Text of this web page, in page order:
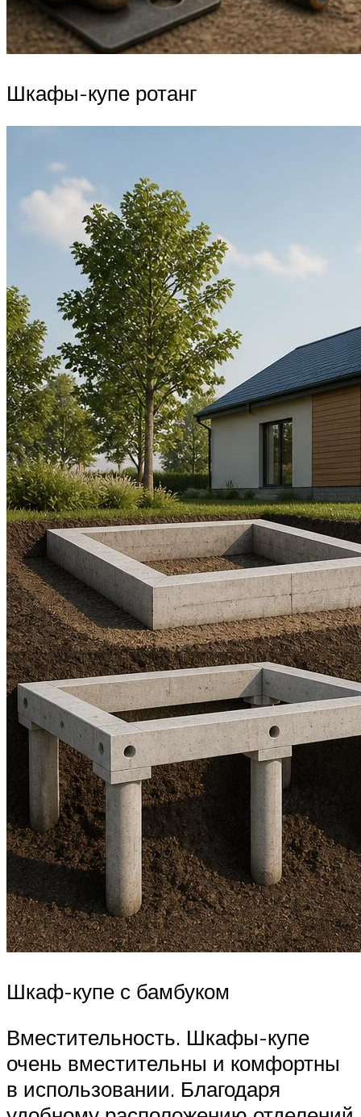
Шкафы-купе ротанг
Шкаф-купе с бамбуком
Вместительность. Шкафы-купе
очень вместительны и комфортны
в использовании. Благодаря